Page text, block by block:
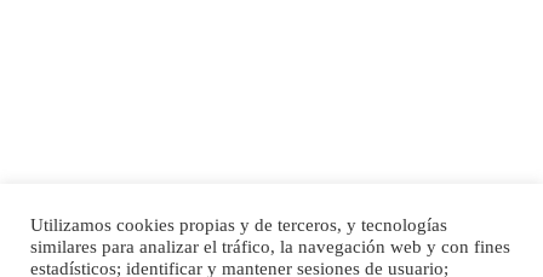
SHIBA PERDIDO AVDA JOSE MESA Y LOPEZ
PERRO MACHO RAZA SHIBA CON MICROCHIP PERDIDO HOY 06/07/2025 ZONA
Utilizamos cookies propias y de terceros, y tecnologías
similares para analizar el tráfico, la navegación web y con fines
estadísticos; identificar y mantener sesiones de usuario;